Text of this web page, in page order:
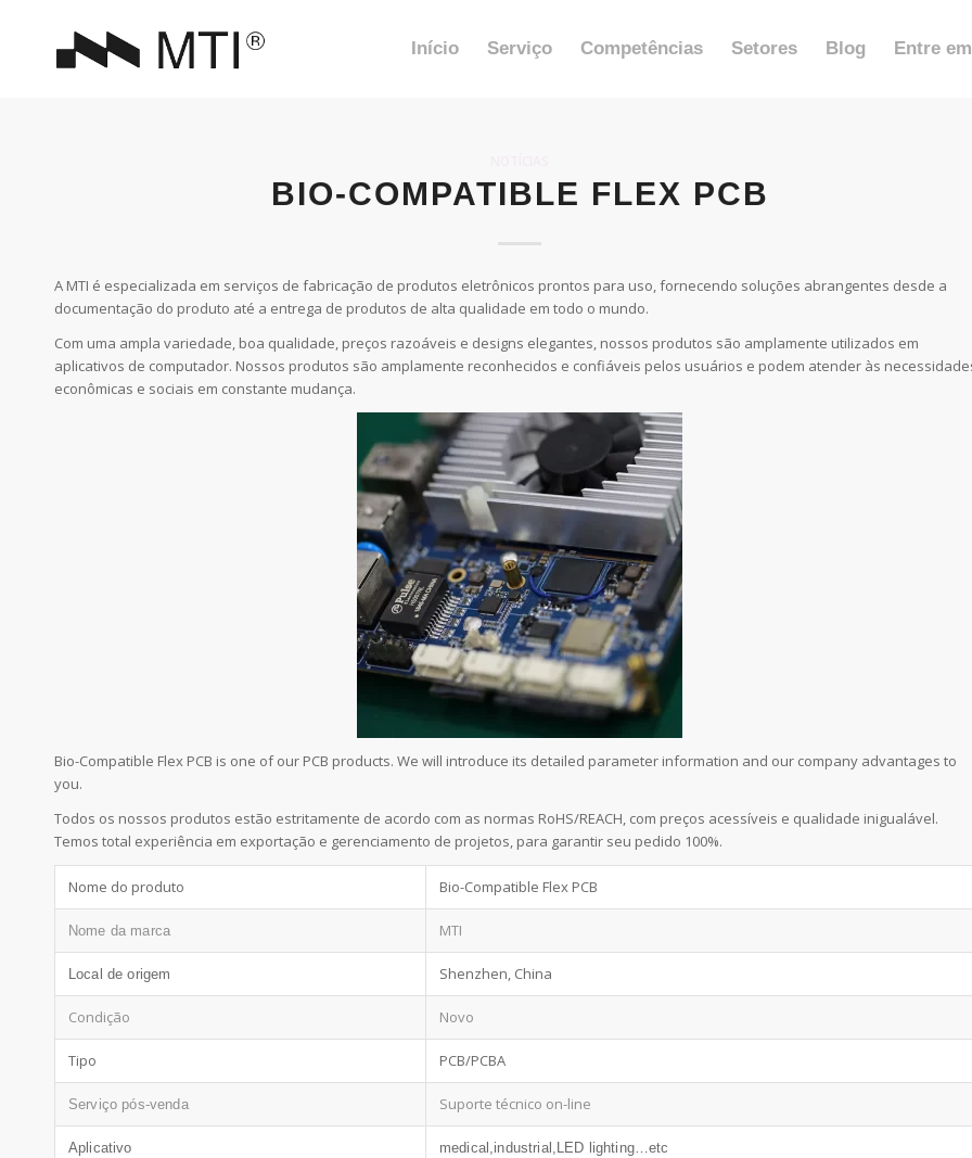
Início Serviço Competências Setores Blog Entre
BIO-COMPATIBLE FLEX PCB
A MTI é especializada em serviços de fabricação de produtos eletrônicos prontos para uso, fornecendo soluções abrangentes desde a
documentação do produto até a entrega de produtos de alta qualidade em todo o mundo.
Com uma ampla variedade, boa qualidade, preços razoáveis e designs elegantes, nossos produtos são amplamente utilizados em
aplicativos de computador. Nossos produtos são amplamente reconhecidos e confiáveis pelos usuários e podem atender às
econômicas e sociais em constante mudança.
Bio-Compatible Flex PCB is one of our PCB products. We will introduce its detailed parameter information and our company advantages to
you.
Todos os nossos produtos estão estritamente de acordo com as normas RoHS/REACH, com preços acessíveis e qualidade inigualável.
Temos total experiência em exportação e gerenciamento de projetos, para garantir seu pedido 100%.
Nome do produto Bio-Compatible Flex PCB
Nome da marca MTI
Local de origem Shenzhen, China
Condição Novo
Tipo PCB/PCBA
Serviço pós-venda Suporte técnico on-line
Aplicativo medical,industrial,LED lighting…etc